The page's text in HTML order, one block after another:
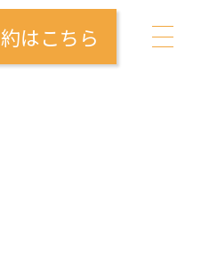
はこちら